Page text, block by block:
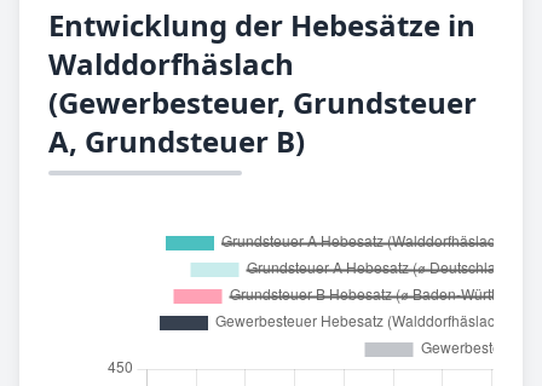
Entwicklung der Hebesätze in
Walddorfhäslach
(Gewerbesteuer, Grundsteuer
A, Grundsteuer B)